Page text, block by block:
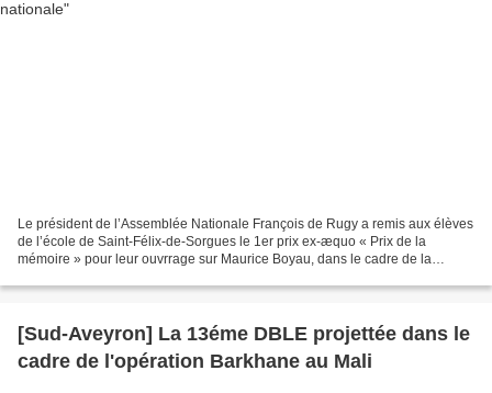
Le président de l’Assemblée Nationale François de Rugy a remis aux élèves
de l’école de Saint-Félix-de-Sorgues le 1er prix ex-æquo « Prix de la
mémoire » pour leur ouvrrage sur Maurice Boyau, dans le cadre de la
[Sud-Aveyron] La 13éme DBLE projettée dans le
cadre de l'opération Barkhane au Mali